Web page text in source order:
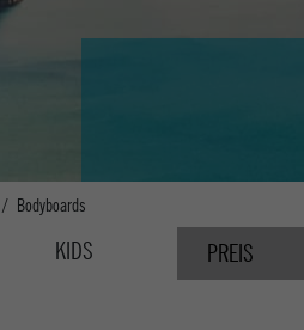
Bodyboards
KIDS
PREIS